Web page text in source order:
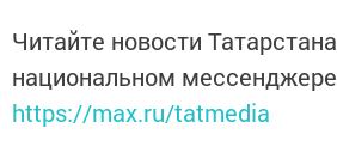
Читайте новости
национальном
https://max.ru/tatmedia